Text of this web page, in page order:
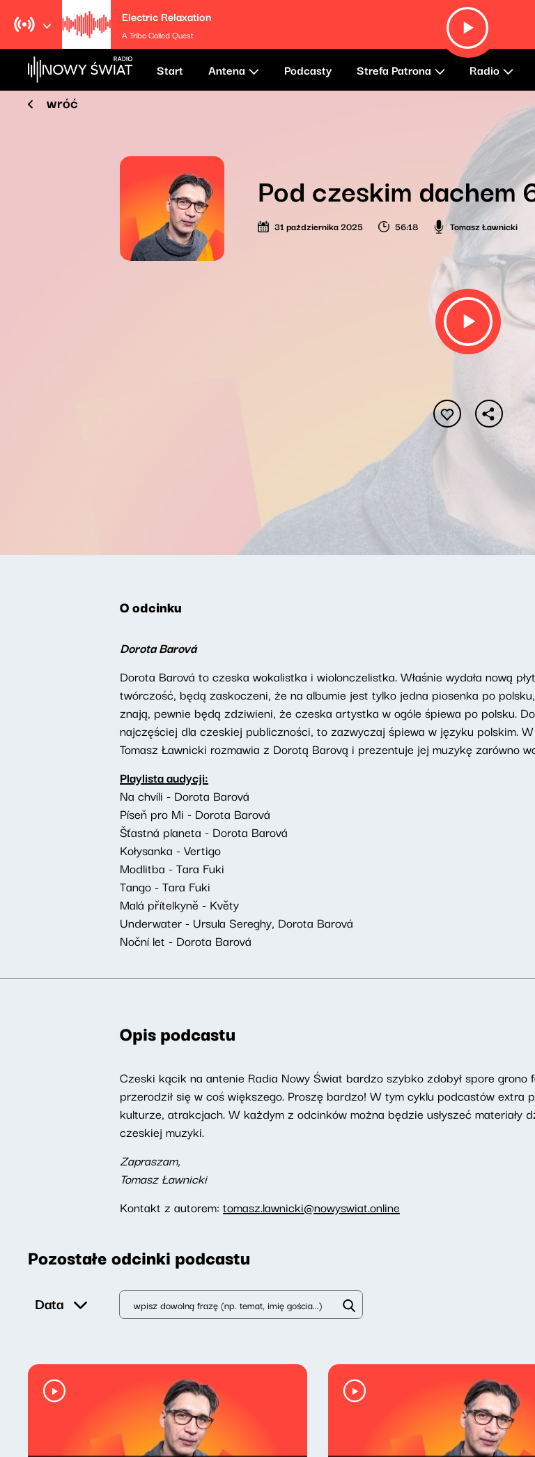
Electric Relaxation
A Tribe Called Quest
Start Antena Podcasty Strefa Patrona Radio
wróć
Pod czeskim dachem
31 października 2025 56:18 Tomasz Ławnicki
O odcinku
Dorota Barová
Dorota Barová to czeska wokalistka i wiolonczelistka. Właśnie wydała nową
twórczość, będą zaskoczeni, że na albumie jest tylko jedna piosenka po
znają, pewnie będą zdziwieni, że czeska artystka w ogóle śpiewa po polsku.
najczęściej dla czeskiej publiczności, to zazwyczaj śpiewa w języku polskim.
Tomasz Ławnicki rozmawia z Dorotą Barovą i prezentuje jej muzykę zarówno
Playlista audycji:
Na chvíli - Dorota Barová
Píseň pro Mi - Dorota Barová
Šťastná planeta - Dorota Barová
Kołysanka - Vertigo
Modlitba - Tara Fuki
Tango - Tara Fuki
Malá přítelkyně - Květy
Underwater - Ursula Sereghy, Dorota Barová
Noční let - Dorota Barová
Opis podcastu
Czeski kącik na antenie Radia Nowy Świat bardzo szybko zdobył spore grono
przerodził się w coś większego. Proszę bardzo! W tym cyklu podcastów extra
kulturze, atrakcjach. W każdym z odcinków można będzie usłyszeć materiały
czeskiej muzyki.
Zapraszam,
Tomasz Ławnicki
Kontakt z autorem: tomasz.lawnicki@nowyswiat.online
Pozostałe odcinki podcastu
Data